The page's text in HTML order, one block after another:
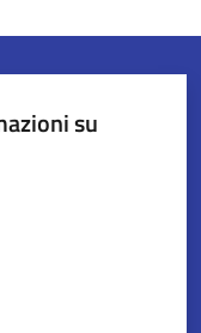
su